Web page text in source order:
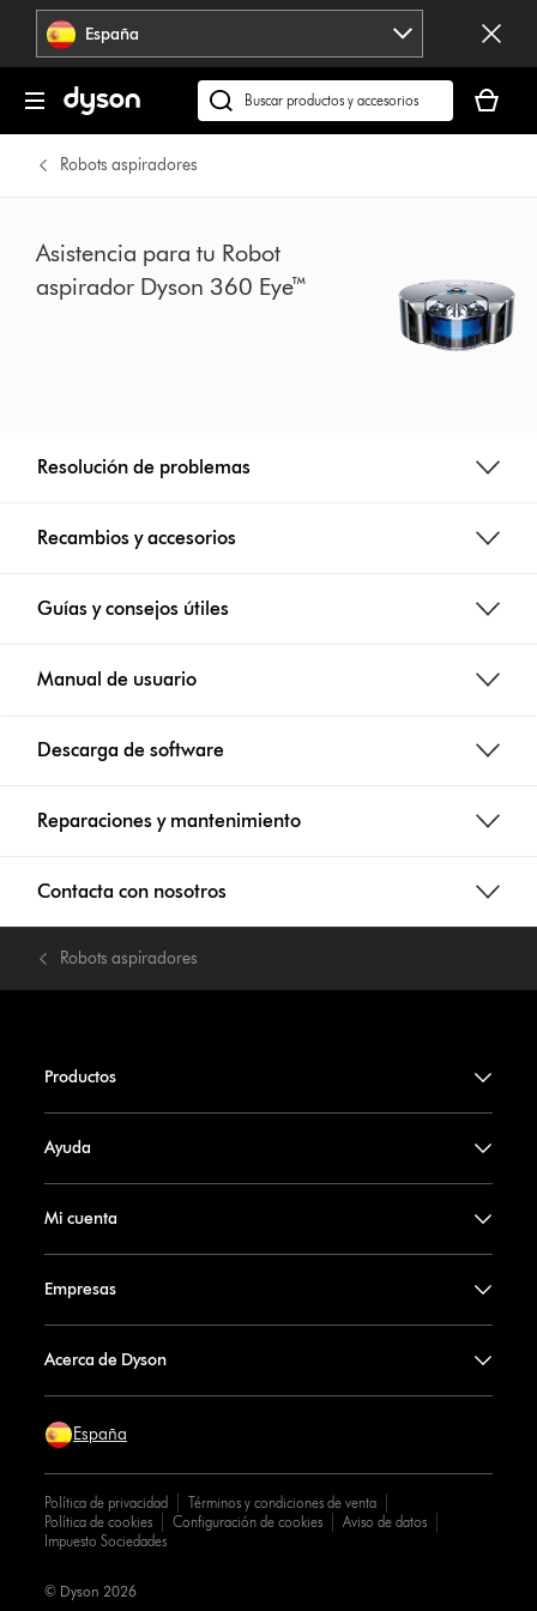
Omitir
navegación España
Buscar
en
cesta
está
Robots aspiradores
Asistencia para tu Robot
aspirador Dyson 360 Eye™
Resolución de problemas
Recambios y accesorios
Guías y consejos útiles
Manual de usuario
Descarga de software
Reparaciones y mantenimiento
Contacta con nosotros
Robots aspiradores
Productos
Ayuda
Mi cuenta
Empresas
Acerca de Dyson
España
Política de privacidad
Términos y condiciones de venta
Política de cookies
Configuración de cookies
Aviso de datos
Impuesto Sociedades
© Dyson 2026